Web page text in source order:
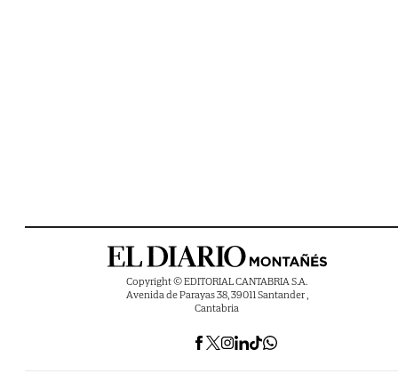
Copyright © EDITORIAL CANTABRIA S.A.
Avenida de Parayas 38, 39011 Santander ,
Cantabria